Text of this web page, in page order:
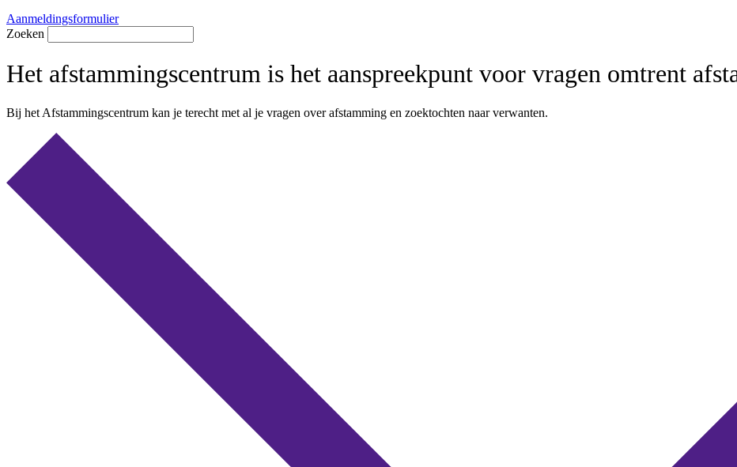
Aanmeldingsformulier
Zoeken
Het afstammingscentrum is het aanspreekpunt voor vragen omtrent
Bij het Afstammingscentrum kan je terecht met al je vragen over afstamming en zoektochten naar verwanten.